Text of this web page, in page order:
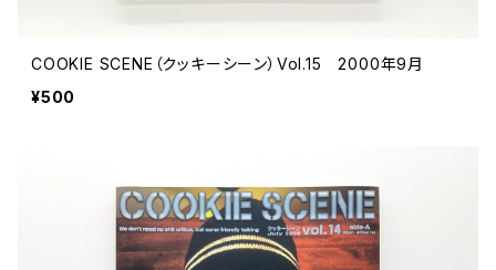
COOKIE SCENE（クッキーシーン）Vol.15 2000年9月
¥500